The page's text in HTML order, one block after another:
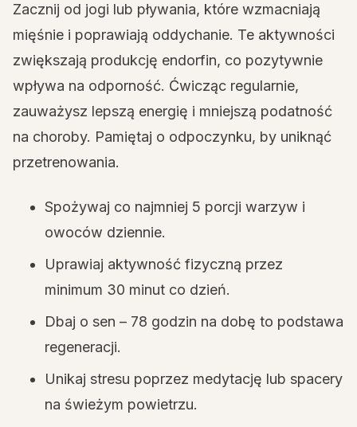
Zacznij od jogi lub pływania, które wzmacniają
mięśnie i poprawiają oddychanie. Te aktywności
zwiększają produkcję endorfin, co pozytywnie
wpływa na odporność. Ćwicząc regularnie,
zauważysz lepszą energię i mniejszą podatność
na choroby. Pamiętaj o odpoczynku, by uniknąć
przetrenowania.
Spożywaj co najmniej 5 porcji warzyw i
owoców dziennie.
Uprawiaj aktywność fizyczną przez
minimum 30 minut co dzień.
Dbaj o sen – 78 godzin na dobę to podstawa
regeneracji.
Unikaj stresu poprzez medytację lub spacery
na świeżym powietrzu.